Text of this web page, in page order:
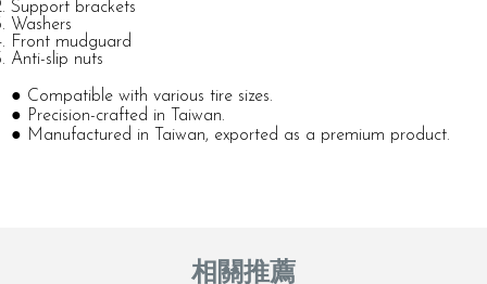
Support brackets
Washers
Front mudguard
Anti-slip nuts
● Compatible with various tire sizes.
● Precision-crafted in Taiwan.
● Manufactured in Taiwan, exported as a premium product.